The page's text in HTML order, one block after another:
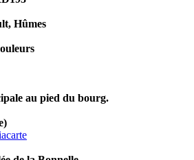
Hûmes
au pied du bourg.